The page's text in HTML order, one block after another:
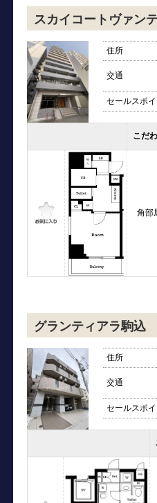
スカイコートヴァン
住所
交通
セールスポ
こだ
角部
グランティアラ駒込
住所
交通
セールスポ